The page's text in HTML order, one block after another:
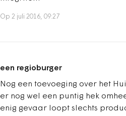
Op 2 juli 2016, 09:27
een regioburger
Nog een toevoeging over het
er nog wel een puntig hek
enig gevaar loopt slechts